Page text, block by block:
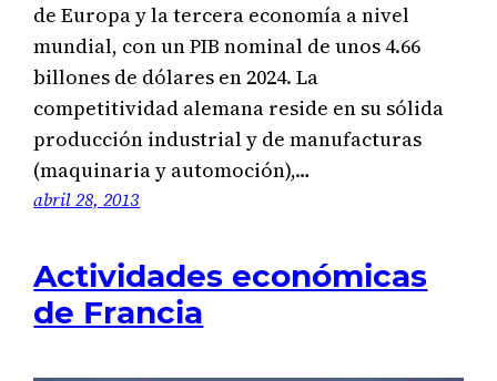
de Europa y la tercera economía a nivel
mundial, con un PIB nominal de unos 4.66
billones de dólares en 2024. La
competitividad alemana reside en su sólida
producción industrial y de manufacturas
(maquinaria y automoción),…
abril 28, 2013
Actividades económicas
de Francia